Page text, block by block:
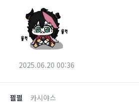
2025.06.20 00:36
끨끨 카시야스